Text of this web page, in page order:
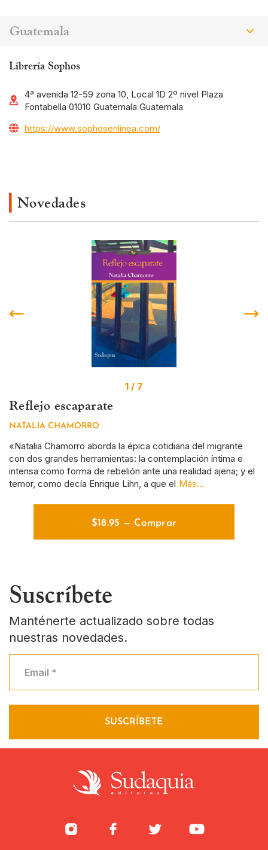
Guatemala
Librería Sophos
4ª avenida 12-59 zona 10, Local 1D 2º nivel Plaza
Fontabella 01010 Guatemala Guatemala
https://www.sophosenlinea.com/
Novedades
Reflejo escaparate
NATALIA CHAMORRO
«Natalia Chamorro aborda la épica cotidiana del migrante
con dos grandes herramientas: la contemplación íntima e
intensa como forma de rebelión ante una realidad ajena; y el
temor, como decía Enrique Lihn, a que el Más...
$18.95 — Comprar
1 / 7
Suscríbete
Manténerte actualizado sobre todas
nuestras novedades.